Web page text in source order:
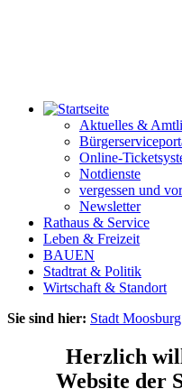
Aktuelles &
Online-
Notdienste
vergessen und
Newsletter
Rathaus & Service
Leben & Freizeit
BAUEN
Stadtrat & Politik
Wirtschaft & Standort
Sie sind hier: Stadt Moosburg
Herzlich
Website der